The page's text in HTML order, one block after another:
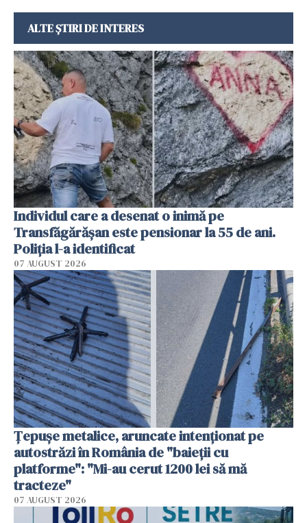
ALTE ȘTIRI DE INTERES
Individul care a desenat o inimă pe
Transfăgărășan este pensionar la 55 de ani.
Poliția l-a identificat
07 AUGUST 2026
Țepușe metalice, aruncate intenționat pe
autostrăzi în România de "baieții cu
platforme": "Mi-au cerut 1200 lei să mă
tracteze"
07 AUGUST 2026